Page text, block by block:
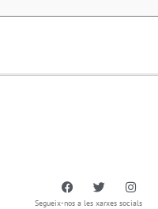
Segueix-nos a les xarxes socials